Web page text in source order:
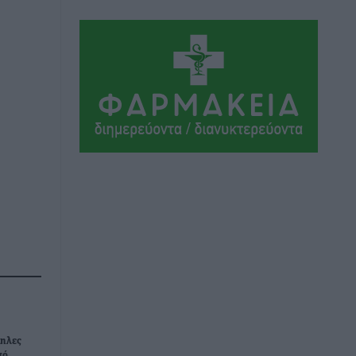
Ο.Φ. Ιστρίου: Καρέ ανανεώσεων σε
άξονα και μετόπισθεν
Αθλητικά• πριν 14 ώρες
Επικός Εργκίν Αταμάν στη Σύμη: